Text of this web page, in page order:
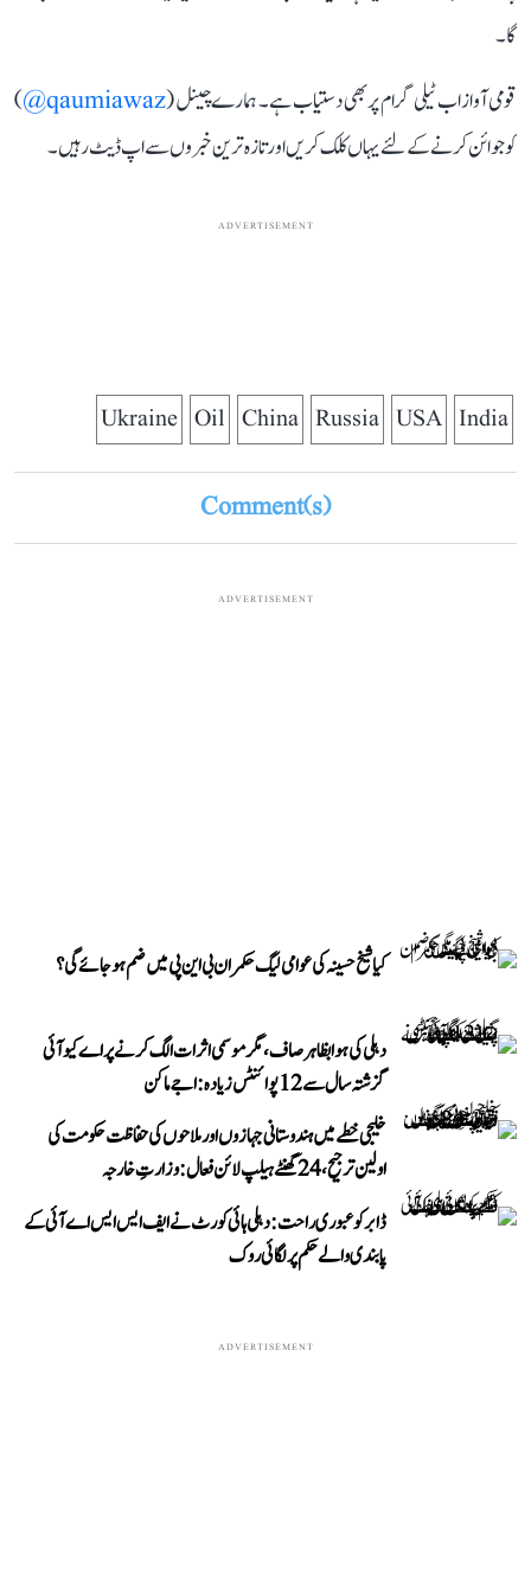
گا۔
قومی آواز اب ٹیلی گرام پر بھی دستیاب ہے۔ ہمارے چینل (qaumiawaz@
)
کو جوائن کرنے کے لئے یہاں کلک کریں اور تازہ ترین خبروں سے اپ ڈیٹ رہیں۔
ADVERTISEMENT
India
USA
Russia
China
Oil
Ukraine
Comment(s)
ADVERTISEMENT
کیا شیخ حسینہ کی عوامی لیگ حکمران بی این پی میں ضم ہو جائے گی؟
دہلی کی ہوا بظاہر صاف، مگر موسمی اثرات الگ کرنے پر اے کیو آئی
گزشتہ سال سے 12 پوائنٹس زیادہ: اجے ماکن
خلیجی خطے میں ہندوستانی جہازوں اور ملاحوں کی حفاظت حکومت کی
اولین ترجیح، 24 گھنٹے ہیلپ لائن فعال: وزارتِ خارجہ
ڈابر کو عبوری راحت: دہلی ہائی کورٹ نے ایف ایس ایس اے آئی کے
پابندی والے حکم پر لگائی روک
ADVERTISEMENT